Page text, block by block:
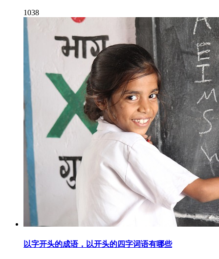
1038
以字开头的成语，以开头的四字词语有哪些